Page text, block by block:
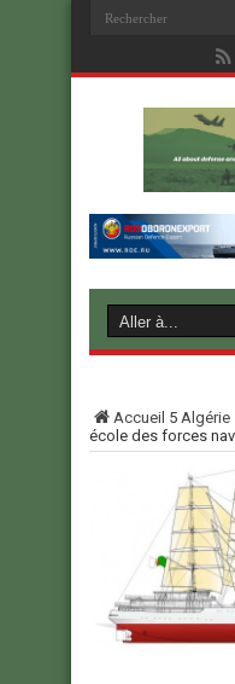
Accueil 5 Algérie
école des forces